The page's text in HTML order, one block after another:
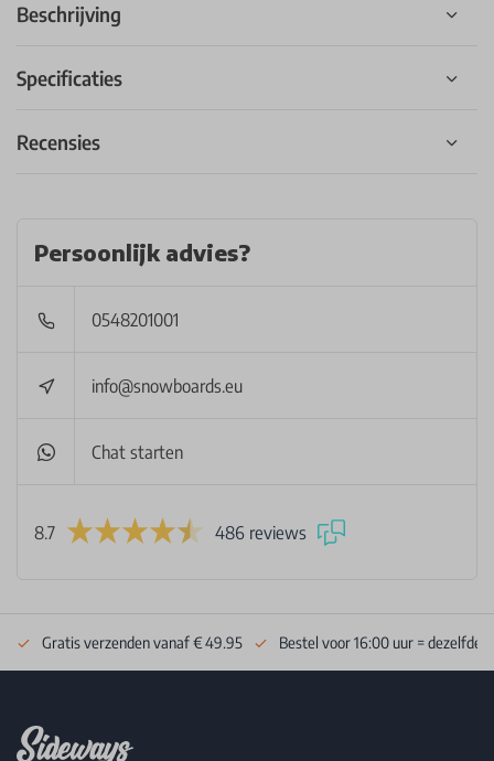
Beschrijving
Specificaties
Recensies
Persoonlijk advies?
0548201001
info@snowboards.eu
Chat starten
8.7 486 reviews
Gratis verzenden vanaf € 49.95 Bestel voor 16:00 uur = dezelfde